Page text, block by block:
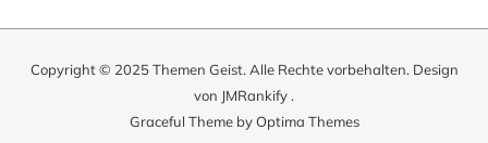
Copyright © 2025Themen Geist. Alle Rechte vorbehalten. Design
von JMRankify .
Graceful Theme byOptima Themes